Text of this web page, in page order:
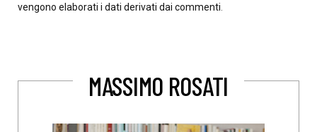
vengono elaborati i dati derivati dai commenti
MASSIMO ROSATI